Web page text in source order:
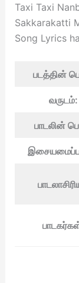
Taxi Taxi
Sakkarakatti
Song Lyrics
படத்தின்
வருடம்:
பாடலின்